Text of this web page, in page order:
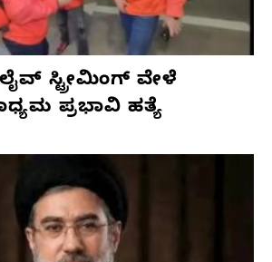
ಸ್ಟ್ರೀಮಿಂಗ್ ವೇಳೆ
ಪ್ರಭಾವಿ ಹತ್ಯೆ